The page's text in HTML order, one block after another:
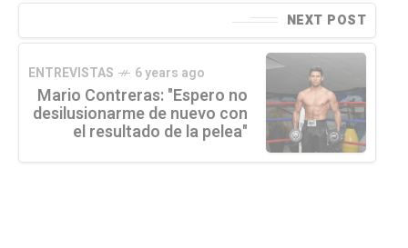
NEXT POST
ENTREVISTAS 6 years ago
Mario Contreras: "Espero no
desilusionarme de nuevo con
el resultado de la pelea"